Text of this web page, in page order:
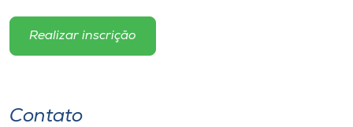
Realizar inscrição
Contato